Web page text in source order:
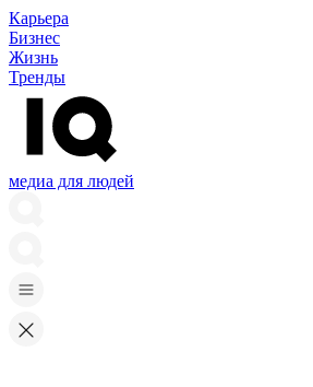
Карьера
Бизнес
Жизнь
Тренды
медиа для людей